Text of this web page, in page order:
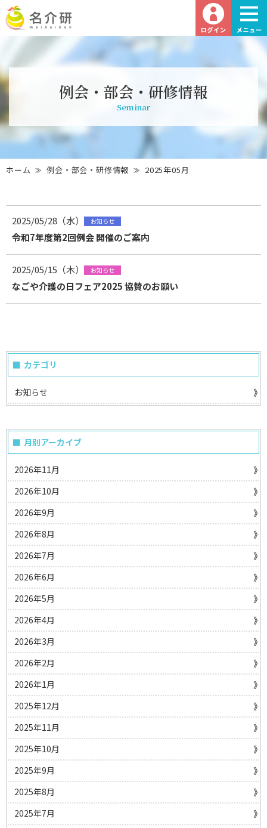
例会・部会・研修情報
Seminar
ホーム 例会・部会・研修情報 2025年05月
2025/05/28（水） お知らせ
令和7年度第2回例会 開催のご案内
2025/05/15（木） お知らせ
なごや介護の日フェア2025 協賛のお願い
カテゴリ
お知らせ
月別アーカイブ
2026年11月
2026年10月
2026年9月
2026年8月
2026年7月
2026年6月
2026年5月
2026年4月
2026年3月
2026年2月
2026年1月
2025年12月
2025年11月
2025年10月
2025年9月
2025年8月
2025年7月